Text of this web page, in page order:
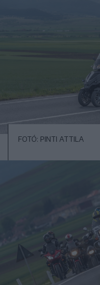
FOTÓ: PINTI ATTILA